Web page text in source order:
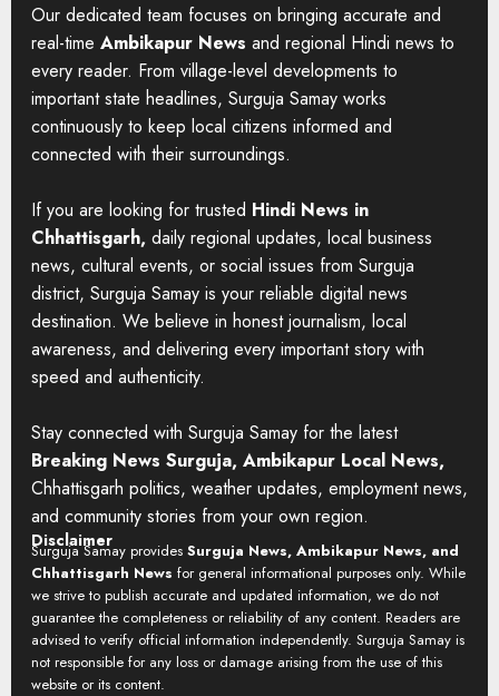
Our dedicated team focuses on bringing accurate and
real-time Ambikapur News and regional Hindi news to
every reader. From village-level developments to
important state headlines, Surguja Samay works
continuously to keep local citizens informed and
connected with their surroundings.
If you are looking for trusted Hindi News in
Chhattisgarh, daily regional updates, local business
news, cultural events, or social issues from Surguja
district, Surguja Samay is your reliable digital news
destination. We believe in honest journalism, local
awareness, and delivering every important story with
speed and authenticity.
Stay connected with Surguja Samay for the latest
Breaking News Surguja, Ambikapur Local News,
Chhattisgarh politics, weather updates, employment news,
and community stories from your own region.
Disclaimer
Surguja Samay provides Surguja News, Ambikapur News, and
Chhattisgarh News for general informational purposes only. While
we strive to publish accurate and updated information, we do not
guarantee the completeness or reliability of any content. Readers are
advised to verify official information independently. Surguja Samay is
not responsible for any loss or damage arising from the use of this
website or its content.